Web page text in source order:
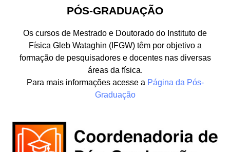
PÓS-GRADUAÇÃO
Os cursos de Mestrado e Doutorado do Instituto de
Física Gleb Wataghin (IFGW) têm por objetivo a
formação de pesquisadores e docentes nas diversas
áreas da física.
Para mais informações acesse a Página da Pós-
Graduação